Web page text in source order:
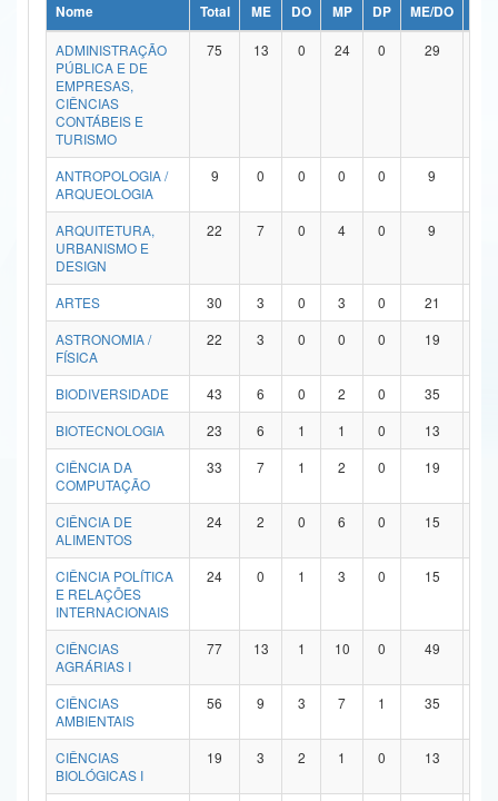
Ministério da Ciência, Tecnologia, Inovações e Comunicações
Ministério do Meio Ambiente
Ministério do Turismo
Ministério do Desenvolvimento Regional
Controladoria-Geral da União
Ministério da Mulher, da Família e dos Direitos Humanos
Secretaria de Governo
Advocacia-Geral da União
Banco Central do Brasil
Nome Total ME DO MP DP ME/DO
ADMINISTRAÇÃO
PÚBLICA E DE
EMPRESAS,
CIÊNCIAS
CONTÁBEIS E
TURISMO
75 13 0 24 0 29
ANTROPOLOGIA /
ARQUEOLOGIA
9 0 0 0 0 9
ARQUITETURA,
URBANISMO E
DESIGN
22 7 0 4 0 9
ARTES 30 3 0 3 0 21
ASTRONOMIA /
FÍSICA
22 3 0 0 0 19
BIODIVERSIDADE 43 6 0 2 0 35
BIOTECNOLOGIA
23 6 1 1 0 13
CIÊNCIA DA
COMPUTAÇÃO
33 7 1 2 0 19
CIÊNCIA DE
ALIMENTOS
24 2 0 6 0 15
CIÊNCIA POLÍTICA
E RELAÇÕES
INTERNACIONAIS
24 0 1 3 0 15
CIÊNCIAS
AGRÁRIAS I
77 13 1 10 0 49
CIÊNCIAS
AMBIENTAIS
56 9 3 7 1 35
CIÊNCIAS
BIOLÓGICAS I
19 3 2 1 0 13